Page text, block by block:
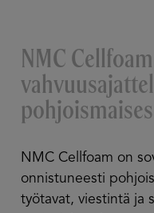
NMC
NMC Cellfoam on
onnistuneesti
työtavat, viestintä ja